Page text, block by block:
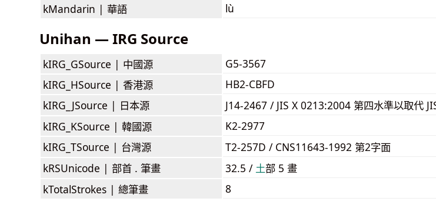
kMandarin | 華語 lù
Unihan — IRG Source
kIRG_GSource | 中國源
G5-3567
kIRG_HSource | 香港源
HB2-CBFD
kIRG_JSource | 日本源
J14-2467 / JIS X 0213:2004 第四水準以取代
kIRG_KSource | 韓國源
K2-2977
kIRG_TSource | 台灣源
T2-257D / CNS11643-1992 第2字面
kRSUnicode | 部首 . 筆畫 32.5 / ⼟部 5 畫
kTotalStrokes | 總筆畫 8